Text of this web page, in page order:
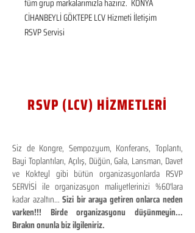
tüm grup markalarımızla hazırız.  KONYA
CİHANBEYLİ GÖKTEPE LCV Hizmeti İletişim
RSVP Servisi
RSVP (LCV) HİZMETLERİ
Siz de Kongre, Sempozyum, Konferans, Toplantı,
Bayi Toplantıları, Açılış, Düğün, Gala, Lansman, Davet
ve Kokteyl gibi bütün organizasyonlarda RSVP
SERVİSİ ile organizasyon maliyetlerinizi %60'lara
kadar azaltın...Sizi bir araya getiren onlarca neden
varken!!! Birde organizasyonu düşünmeyin...
Bırakın onunla biz ilgileniriz.